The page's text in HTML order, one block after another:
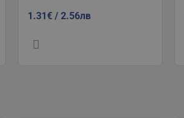
1.31€ / 2.56лв